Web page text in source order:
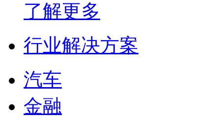
了解更多
行业解决方案
汽车
金融